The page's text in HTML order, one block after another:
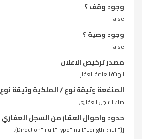
وجود وقف ؟
false
وجود وصية ؟
false
مصدر ترخيص الاعلان
الهيئة العامة للعقار
المنفعة وثيقة نوع / الملكية وثيقة نوع
صك السجل العقاري
حدود واطوال العقار من السجل العقاري
[{"Direction":null,"Type":null,"Length":null},